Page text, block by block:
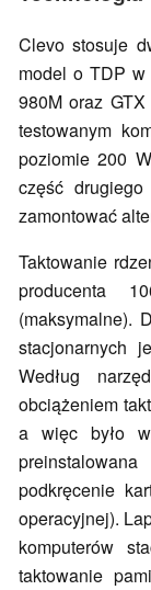
Clevo stosuje
model o TDP w
980M oraz
testowanym
poziomie 200
część
zamontować
Taktowanie
producenta
(maksymalne).
stacjonarnych
Według
obciążeniem
a więc było
podkręcenie
operacyjnej).
komputerów
taktowanie